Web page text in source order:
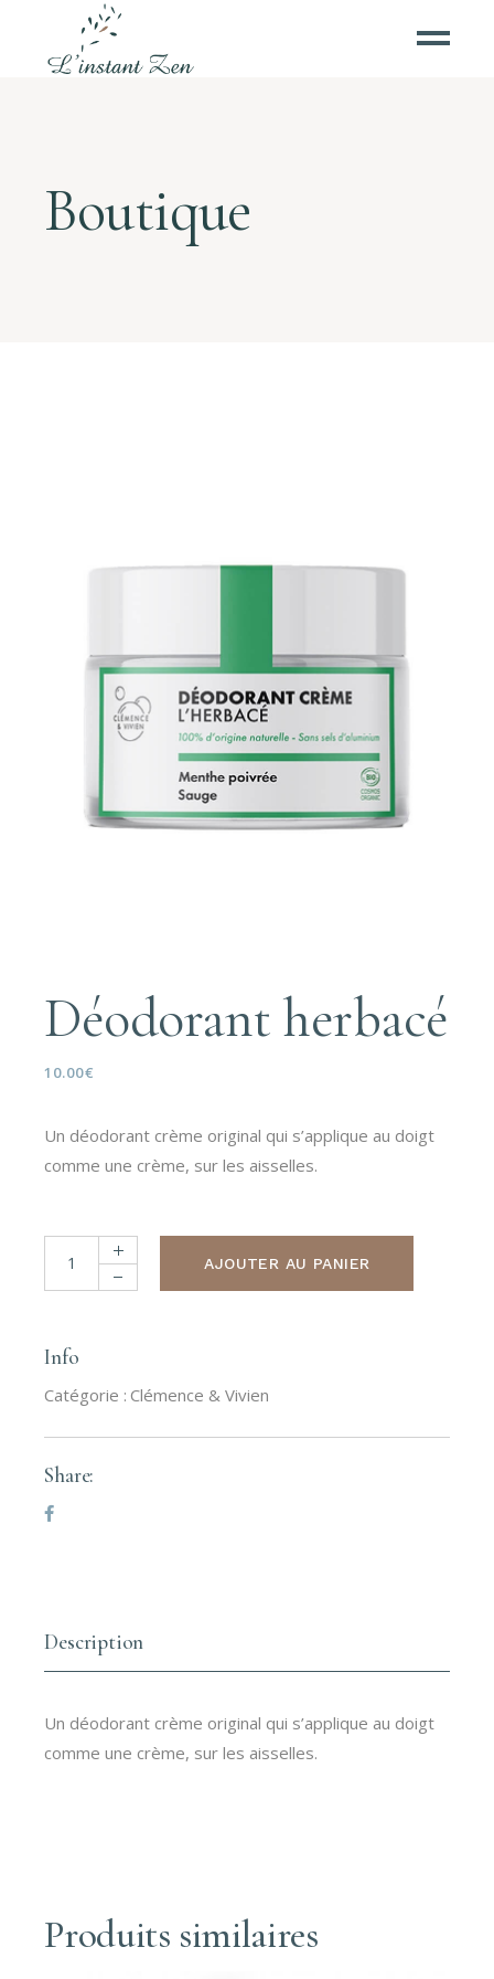
Boutique
Déodorant herbacé
10.00€
Un déodorant crème original qui s’applique au doigt
comme une crème, sur les aisselles.
Déodorant herbacé quantity
AJOUTER AU PANIER
Info
Catégorie : Clémence & Vivien
Share:
Description
Un déodorant crème original qui s’applique au doigt
comme une crème, sur les aisselles.
Produits similaires